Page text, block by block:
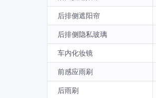
后排侧遮阳帘
后排侧隐私玻璃
车内化妆镜
前感应雨刷
后雨刷